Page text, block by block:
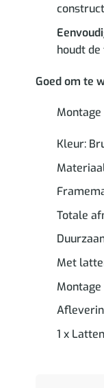
houdt
Goed om te
Kleur:
Totale
Met
Montage
1 x